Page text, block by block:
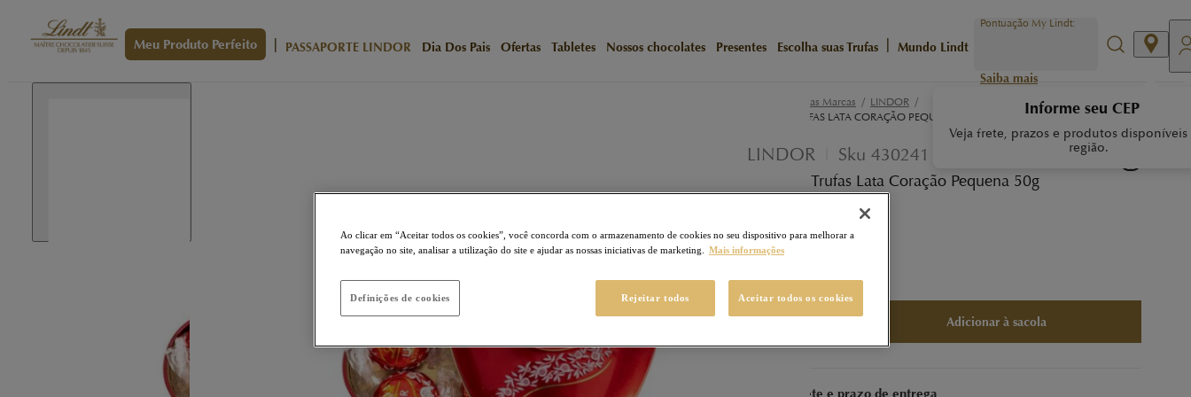
Meu Produto Perfeito | PASSAPORTE LINDOR Dia Dos Pais Ofertas Tabletes Nossos chocolates Presentes Escolha suas Trufas | Mundo Lindt
Pontuação My Lindt:
Saiba mais
Informe seu CEP
Veja frete, prazos e produtos disponíveis
região.
Nossas Marcas / LINDOR /
LINDOR TRUFAS LATA CORAÇÃO PEQUENA 50G
LINDOR Sku 430241
LINDOR Trufas Lata Coração Pequena 50g
Adicionar à sacola
Calcule frete e prazo de entrega
Ao clicar em “Aceitar todos os cookies”, você concorda com o armazenamento de cookies no seu dispositivo para melhorar a
navegação no site, analisar a utilização do site e ajudar as nossas iniciativas de marketing.
Mais informações
Definições de cookies Rejeitar todos Aceitar todos os cookies